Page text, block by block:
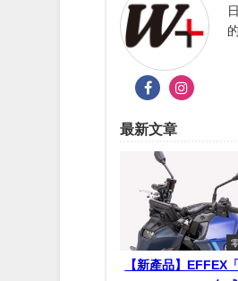
最新文章
【新產品】EFFEX